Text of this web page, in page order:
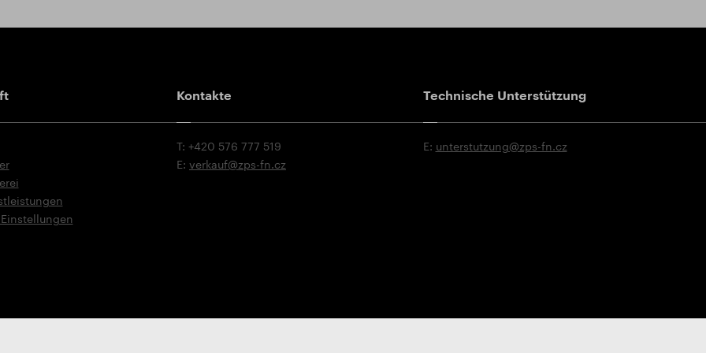
Kontakte
T: +420 576 777 519
E: verkauf@zps-fn.cz
Technische Unterstützung
E: unterstutzung@zps-fn.cz